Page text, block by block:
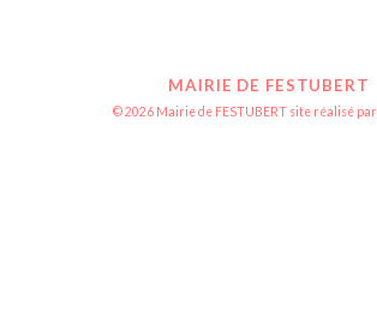
MAIRIE DE FESTUBERT
© 2026 Mairie de FESTUBERT site réalisé par